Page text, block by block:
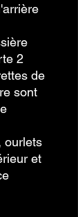
2
de
sont
ourlets
et